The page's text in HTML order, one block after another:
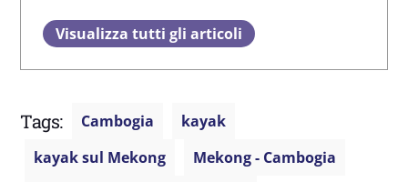
Visualizza tutti gli articoli
Tags: Cambogia
kayak
kayak sul Mekong
Mekong - Cambogia